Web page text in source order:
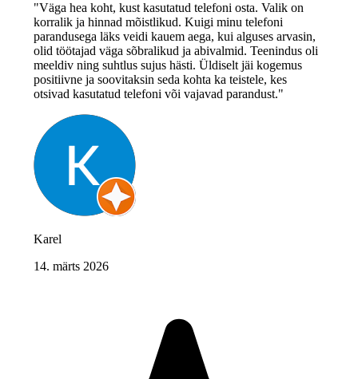
"Väga hea koht, kust kasutatud telefoni osta. Valik on
korralik ja hinnad mõistlikud. Kuigi minu telefoni
parandusega läks veidi kauem aega, kui alguses arvasin,
olid töötajad väga sõbralikud ja abivalmid. Teenindus oli
meeldiv ning suhtlus sujus hästi. Üldiselt jäi kogemus
positiivne ja soovitaksin seda kohta ka teistele, kes
otsivad kasutatud telefoni või vajavad parandust."
Karel
14. märts 2026